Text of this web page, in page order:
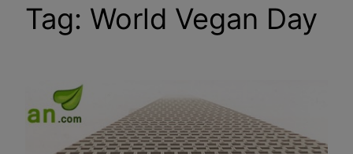
Tag: World Vegan Day